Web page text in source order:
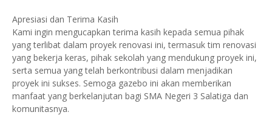
Apresiasi dan Terima Kasih
Kami ingin mengucapkan terima kasih kepada semua pihak
yang terlibat dalam proyek renovasi ini, termasuk tim renovasi
yang bekerja keras, pihak sekolah yang mendukung proyek ini,
serta semua yang telah berkontribusi dalam menjadikan
proyek ini sukses. Semoga gazebo ini akan memberikan
manfaat yang berkelanjutan bagi SMA Negeri 3 Salatiga dan
komunitasnya.